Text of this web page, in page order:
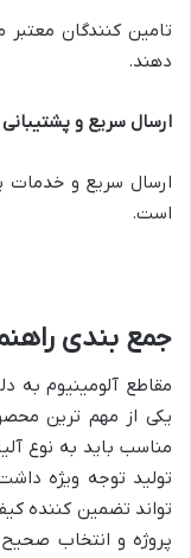
تامین کنندگان
دهند.
ارسال سریع و
ارسال سریع و خدمات
است.
جمع بندی
مقاطع آلومینیوم به
یکی از مهم ترین
مناسب باید به نوع
تولید توجه ویژه
تواند تضمین کننده
پروژه و انتخاب